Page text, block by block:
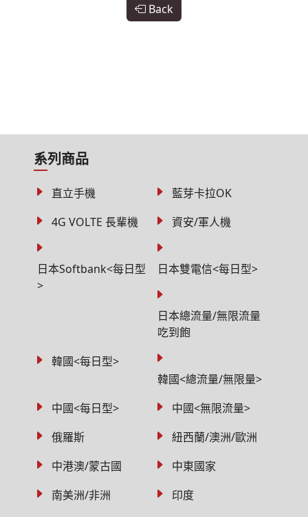
Back
系列商品
直立手機
藍芽卡拉OK
4G VOLTE 長輩機
資安/軍人機
日本Softbank<每日型
>
日本雙電信<每日型>
日本總流量/無限流量
吃到飽
韓國<每日型>
韓國<總流量/無限量>
中國<每日型>
中國<無限流量>
俄羅斯
紐西蘭/澳洲/歐洲
中港澳/蒙古國
中東國家
南美洲/非洲
印度